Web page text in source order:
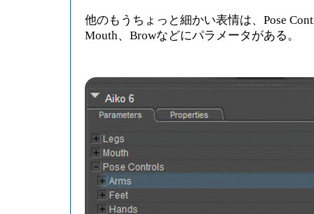
他のもうちょっと細かい表情は、Pose
Mouth、Browなどにパラメータがある。